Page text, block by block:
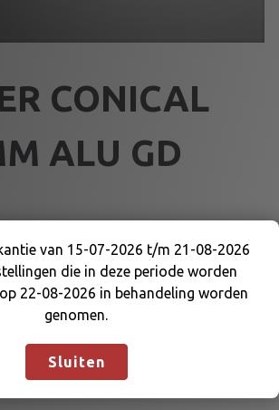
CONICAL
ALU GD
toe aan winkelmand
64062GD Categorie:
van 15-07-2026 t/m 21-08-
Bestellingen die in deze periode
zullen op 22-08-2026 in
genomen.Negeren
van 15-07-2026 t/m 21-08-2026
die in deze periode worden
22-08-2026 in behandeling worden
genomen.
Sluiten